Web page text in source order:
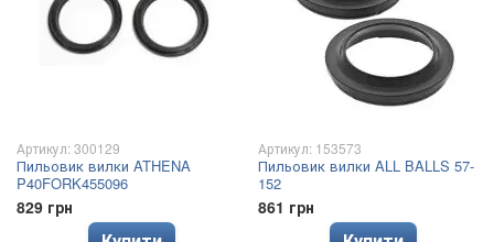
Артикул: 300129
Пильовик вилки ATHENA
P40FORK455096
829 грн
Артикул: 153573
Пильовик вилки ALL BALLS 57-
152
861 грн